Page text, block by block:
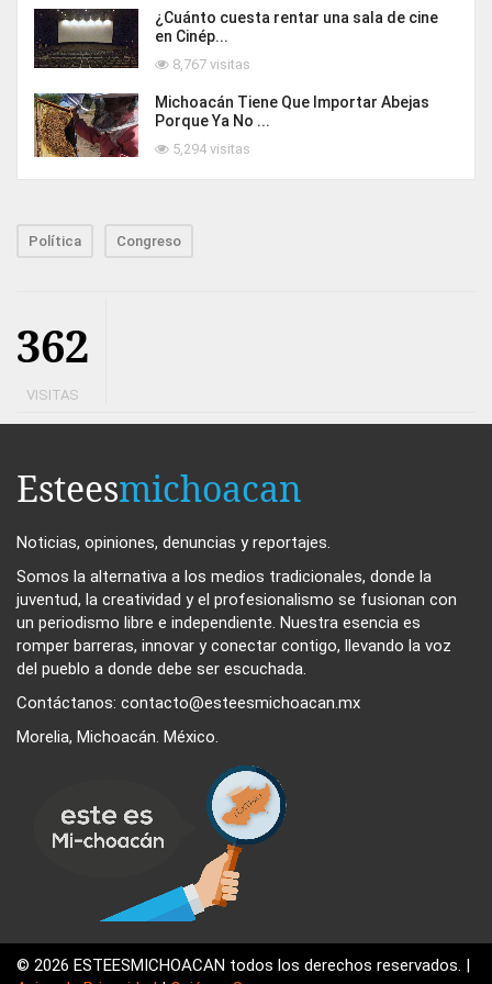
¿Cuánto cuesta rentar una sala de cine
en Cinép...
8,767 visitas
Michoacán Tiene Que Importar Abejas
Porque Ya No ...
5,294 visitas
Política Congreso
362
VISITAS
Esteesmichoacan
Noticias, opiniones, denuncias y reportajes.
Somos la alternativa a los medios tradicionales, donde la
juventud, la creatividad y el profesionalismo se fusionan con
un periodismo libre e independiente. Nuestra esencia es
romper barreras, innovar y conectar contigo, llevando la voz
del pueblo a donde debe ser escuchada.
Contáctanos: contacto@esteesmichoacan.mx
Morelia, Michoacán. México.
© 2026 ESTEESMICHOACAN todos los derechos reservados. |